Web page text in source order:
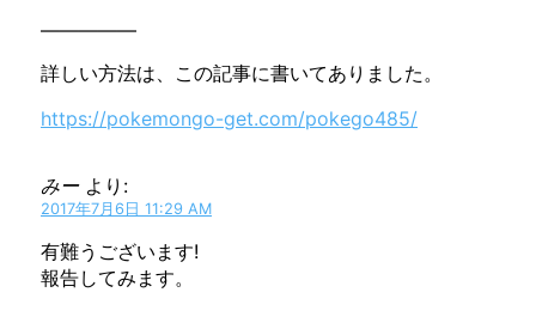
—————
詳しい方法は、この記事に書いてありました。
https://pokemongo-get.com/pokego485/
みー より:
2017年7月6日 11:29 AM
有難うございます!
報告してみます。